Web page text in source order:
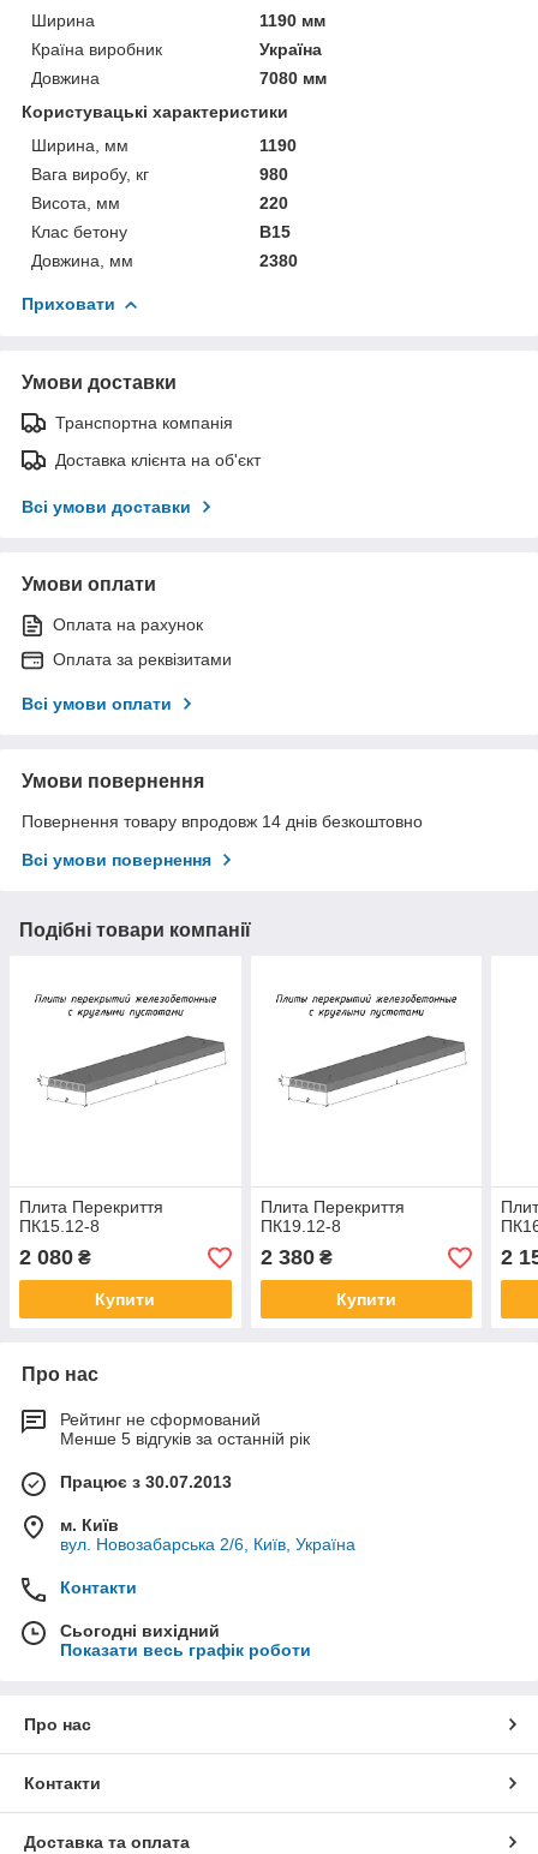
Ширина
1190 мм
Країна виробник
Україна
Довжина
7080 мм
Користувацькi характеристики
Ширина, мм
1190
Вага виробу, кг
980
Висота, мм
220
Клас бетону
В15
Довжина, мм
2380
Приховати
Умови доставки
Транспортна компанія
Доставка клієнта на об'єкт
Всі умови доставки
Умови оплати
Оплата на рахунок
Оплата за реквізитами
Всі умови оплати
Умови повернення
Повернення товару впродовж 14 днів безкоштовно
Всі умови повернення
Подібні товари компанії
Плита Перекриття
ПК15.12-8
2 080 ₴
Купити
Плита Перекриття
ПК19.12-8
2 380₴
Купити
2
Про нас
Рейтинг не сформований
Менше 5 відгуків за останній рік
Працює з 30.07.2013
м. Київ
вул. Новозабарська 2/6, Київ, Україна
Контакти
Сьогодні вихідний
Показати весь графік роботи
Про нас
Контакти
Доставка та оплата